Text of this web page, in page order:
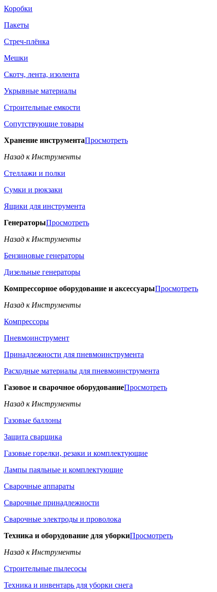
Коробки
Пакеты
Стреч-плёнка
Мешки
Скотч, лента, изолента
Укрывные материалы
Строительные емкости
Сопутствующие товары
Хранение инструментаПросмотреть
Назад к Инструменты
Стеллажи и полки
Сумки и рюкзаки
Ящики для инструмента
ГенераторыПросмотреть
Назад к Инструменты
Бензиновые генераторы
Дизельные генераторы
Компрессорное оборудование и аксессуарыПросмотреть
Назад к Инструменты
Компрессоры
Пневмоинструмент
Принадлежности для пневмоинструмента
Расходные материалы для пневмоинструмента
Газовое и сварочное оборудованиеПросмотреть
Назад к Инструменты
Газовые баллоны
Защита сварщика
Газовые горелки, резаки и комплектующие
Лампы паяльные и комплектующие
Сварочные аппараты
Сварочные принадлежности
Сварочные электроды и проволока
Техника и оборудование для уборкиПросмотреть
Назад к Инструменты
Строительные пылесосы
Техника и инвентарь для уборки снега